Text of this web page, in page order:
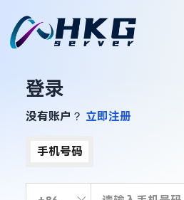
登录
没有账户？ 立即注册
手机号码